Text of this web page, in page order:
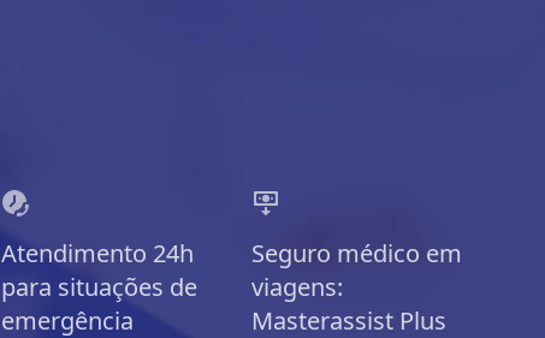
Atendimento 24h
para situações de
emergência
Seguro médico em
viagens:
Masterassist Plus